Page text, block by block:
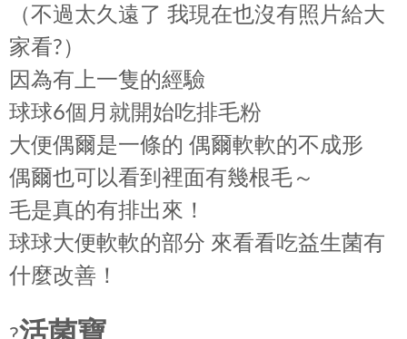
（不過太久遠了 我現在也沒有照片給大
家看?）
因為有上一隻的經驗
球球6個月就開始吃排毛粉
大便偶爾是一條的 偶爾軟軟的不成形
偶爾也可以看到裡面有幾根毛～
毛是真的有排出來！
球球大便軟軟的部分 來看看吃益生菌有
什麼改善！